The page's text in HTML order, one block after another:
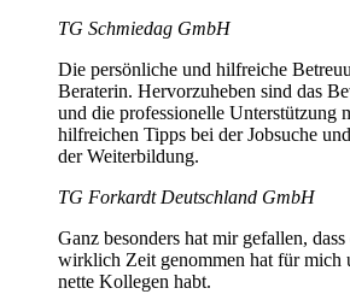
TG Schmiedag GmbH
Die persönliche und hilfreiche
Beraterin. Hervorzuheben sind das
und die professionelle Unterstützung
hilfreichen Tipps bei der Jobsuche
der Weiterbildung.
TG Forkardt Deutschland GmbH
Ganz besonders hat mir gefallen,
wirklich Zeit genommen hat für mich
nette Kollegen habt.